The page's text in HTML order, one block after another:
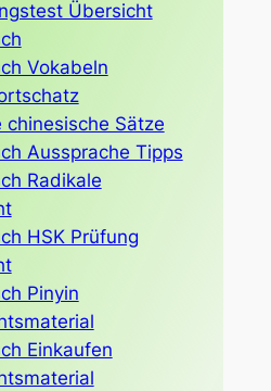
Übersicht
Vokabeln
chinesische Sätze
Aussprache Tipps
Radikale
HSK Prüfung
Pinyin
Einkaufen